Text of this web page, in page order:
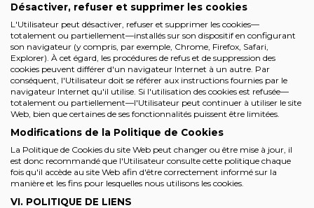
Désactiver, refuser et supprimer les cookies
L'Utilisateur peut désactiver, refuser et supprimer les cookies—
totalement ou partiellement—installés sur son dispositif en configurant
son navigateur (y compris, par exemple, Chrome, Firefox, Safari,
Explorer). À cet égard, les procédures de refus et de suppression des
cookies peuvent différer d'un navigateur Internet à un autre. Par
conséquent, l'Utilisateur doit se référer aux instructions fournies par le
navigateur Internet qu'il utilise. Si l'utilisation des cookies est refusée—
totalement ou partiellement—l'Utilisateur peut continuer à utiliser le site
Web, bien que certaines de ses fonctionnalités puissent être limitées.
Modifications de la Politique de Cookies
La Politique de Cookies du site Web peut changer ou être mise à jour, il
est donc recommandé que l'Utilisateur consulte cette politique chaque
fois qu'il accède au site Web afin d'être correctement informé sur la
manière et les fins pour lesquelles nous utilisons les cookies.
VI. POLITIQUE DE LIENS